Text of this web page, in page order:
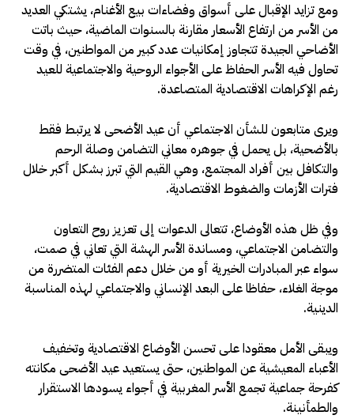
ومع تزايد الإقبال على أسواق وفضاءات بيع الأغنام، يشتكي العديد
من الأسر من ارتفاع الأسعار مقارنة بالسنوات الماضية، حيث باتت
الأضاحي الجيدة تتجاوز إمكانيات عدد كبير من المواطنين، في وقت
تحاول فيه الأسر الحفاظ على الأجواء الروحية والاجتماعية للعيد
رغم الإكراهات الاقتصادية المتصاعدة.
ويرى متابعون للشأن الاجتماعي أن عيد الأضحى لا يرتبط فقط
بالأضحية، بل يحمل في جوهره معاني التضامن وصلة الرحم
والتكافل بين أفراد المجتمع، وهي القيم التي تبرز بشكل أكبر خلال
فترات الأزمات والضغوط الاقتصادية.
وفي ظل هذه الأوضاع، تتعالى الدعوات إلى تعزيز روح التعاون
والتضامن الاجتماعي، ومساندة الأسر الهشة التي تعاني في صمت،
سواء عبر المبادرات الخيرية أو من خلال دعم الفئات المتضررة من
موجة الغلاء، حفاظا على البعد الإنساني والاجتماعي لهذه المناسبة
الدينية.
ويبقى الأمل معقودا على تحسن الأوضاع الاقتصادية وتخفيف
الأعباء المعيشية عن المواطنين، حتى يستعيد عيد الأضحى مكانته
كفرحة جماعية تجمع الأسر المغربية في أجواء يسودها الاستقرار
والطمأنينة.